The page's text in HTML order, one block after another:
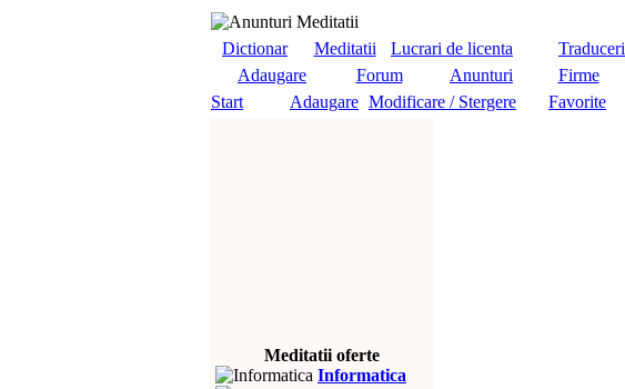
Dictionar Meditatii Lucrari de licenta Traduceri
Adaugare
Forum Anunturi Firme
Start
Adaugare Modificare / Stergere Favorite
Meditatii oferte
Informatica